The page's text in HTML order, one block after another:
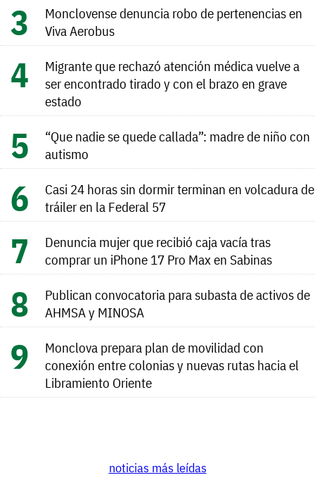
Monclovense denuncia robo de pertenencias en
Viva Aerobus
Migrante que rechazó atención médica vuelve a
ser encontrado tirado y con el brazo en grave
estado
“Que nadie se quede callada”: madre de niño con
autismo
Casi 24 horas sin dormir terminan en volcadura de
tráiler en la Federal 57
Denuncia mujer que recibió caja vacía tras
comprar un iPhone 17 Pro Max en Sabinas
Publican convocatoria para subasta de activos de
AHMSA y MINOSA
Monclova prepara plan de movilidad con
conexión entre colonias y nuevas rutas hacia el
Libramiento Oriente
noticias más leídas